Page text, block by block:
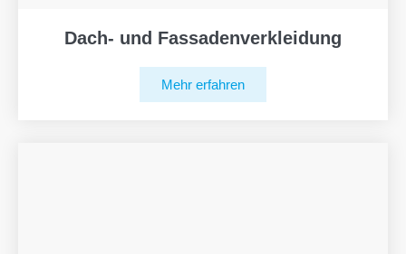
Dach- und Fassadenverkleidung
Mehr erfahren